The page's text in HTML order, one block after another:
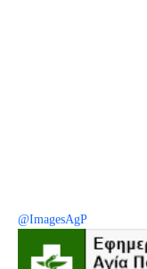
@ImagesAgP